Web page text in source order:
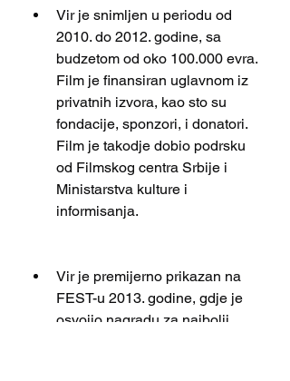
Vir je snimljen u periodu od
2010. do 2012. godine, sa
budzetom od oko 100.000 evra.
Film je finansiran uglavnom iz
privatnih izvora, kao sto su
fondacije, sponzori, i donatori.
Film je takodje dobio podrsku
od Filmskog centra Srbije i
Ministarstva kulture i
informisanja.
Vir je premijerno prikazan na
FEST-u 2013. godine, gdje je
osvojio nagradu za najbolji